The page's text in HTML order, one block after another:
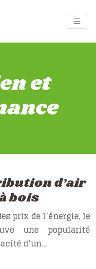
et
d’air
bois
prix de l’énergie, le
une popularité
d’un…